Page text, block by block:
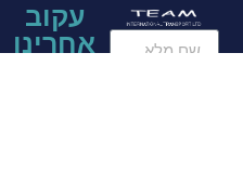
עקוב
אחרינו